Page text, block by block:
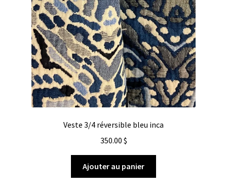
Veste 3/4 réversible bleu inca
350.00 $
Ajouter au panier